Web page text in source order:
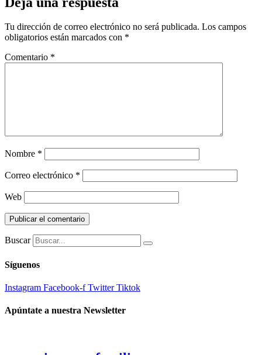
Tu dirección de correo electrónico no será publicada. Los campos
obligatorios están marcados con *
Comentario *
Nombre *
Correo electrónico *
Web
Buscar
Síguenos
Instagram Facebook-f Twitter Tiktok
Apúntate a nuestra Newsletter